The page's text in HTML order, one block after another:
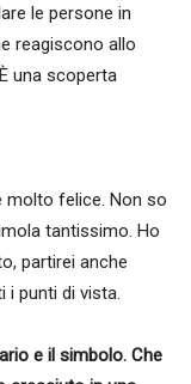
le persone in
reagiscono allo
una scoperta
molto felice. Non so
tantissimo. Ho
partirei anche
i punti di vista.
e il simbolo. Che